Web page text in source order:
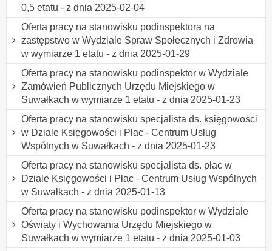
0,5 etatu - z dnia 2025-02-04
Oferta pracy na stanowisku podinspektora na
zastępstwo w Wydziale Spraw Społecznych i Zdrowia
w wymiarze 1 etatu - z dnia 2025-01-29
Oferta pracy na stanowisku podinspektor w Wydziale
Zamówień Publicznych Urzędu Miejskiego w
Suwałkach w wymiarze 1 etatu - z dnia 2025-01-23
Oferta pracy na stanowisku specjalista ds. księgowości
w Dziale Księgowości i Płac - Centrum Usług
Wspólnych w Suwałkach - z dnia 2025-01-23
Oferta pracy na stanowisku specjalista ds. płac w
Dziale Księgowości i Płac - Centrum Usług Wspólnych
w Suwałkach - z dnia 2025-01-13
Oferta pracy na stanowisku podinspektor w Wydziale
Oświaty i Wychowania Urzędu Miejskiego w
Suwałkach w wymiarze 1 etatu - z dnia 2025-01-03